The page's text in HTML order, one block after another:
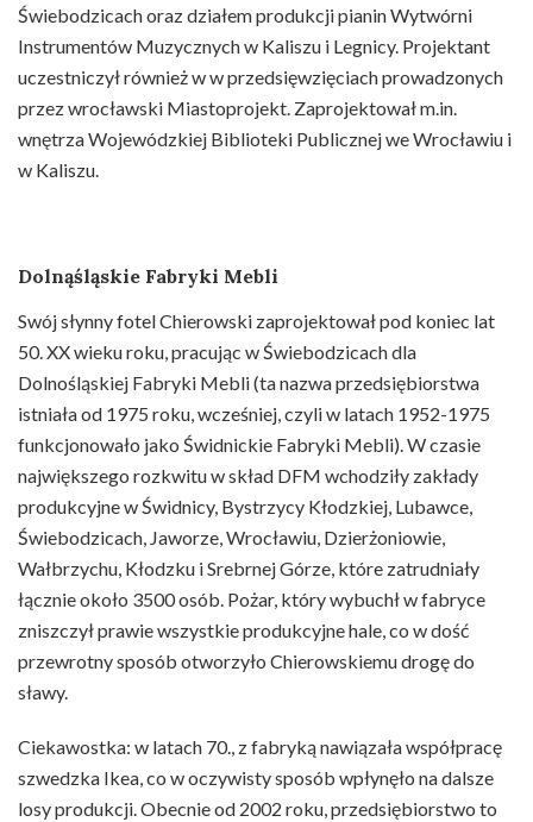
Świebodzicach oraz działem produkcji pianin Wytwórni
Instrumentów Muzycznych w Kaliszu i Legnicy. Projektant
uczestniczył również w w przedsięwzięciach prowadzonych
przez wrocławski Miastoprojekt. Zaprojektował m.in.
wnętrza Wojewódzkiej Biblioteki Publicznej we Wrocławiu i
w Kaliszu.
Dolnąśląskie Fabryki Mebli
Swój słynny fotel Chierowski zaprojektował pod koniec lat
50. XX wieku roku, pracując w Świebodzicach dla
Dolnośląskiej Fabryki Mebli (ta nazwa przedsiębiorstwa
istniała od 1975 roku, wcześniej, czyli w latach 1952-1975
funkcjonowało jako Świdnickie Fabryki Mebli). W czasie
największego rozkwitu w skład DFM wchodziły zakłady
produkcyjne w Świdnicy, Bystrzycy Kłodzkiej, Lubawce,
Świebodzicach, Jaworze, Wrocławiu, Dzierżoniowie,
Wałbrzychu, Kłodzku i Srebrnej Górze, które zatrudniały
łącznie około 3500 osób. Pożar, który wybuchł w fabryce
zniszczył prawie wszystkie produkcyjne hale, co w dość
przewrotny sposób otworzyło Chierowskiemu drogę do
sławy.
Ciekawostka: w latach 70., z fabryką nawiązała współpracę
szwedzka Ikea, co w oczywisty sposób wpłynęło na dalsze
losy produkcji. Obecnie od 2002 roku, przedsiębiorstwo to